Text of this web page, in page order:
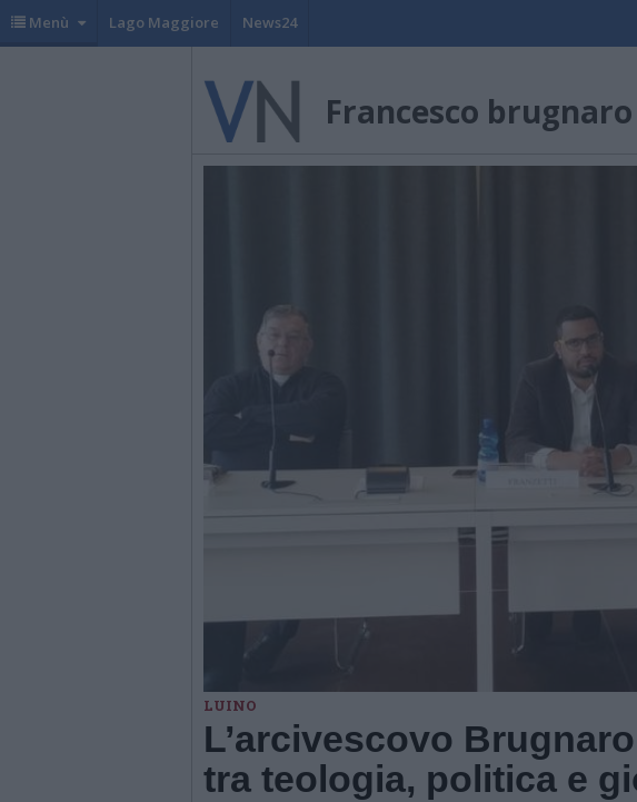
Menù Lago Maggiore News24
Francesco brugnaro
LUINO
L’arcivescovo
tra teologia, politica e